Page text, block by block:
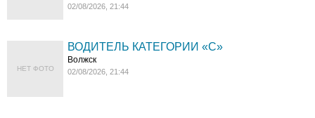
02/08/2026, 21:44
НЕТ ФОТО
ВОДИТЕЛЬ КАТЕГОРИИ «C»
Волжск
02/08/2026, 21:44